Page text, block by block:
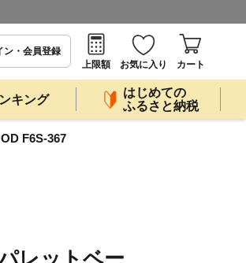
ン・会員登録
上限額
お気に入り カート
キング
はじめての
ふるさと納税
F6S-367
レットベー